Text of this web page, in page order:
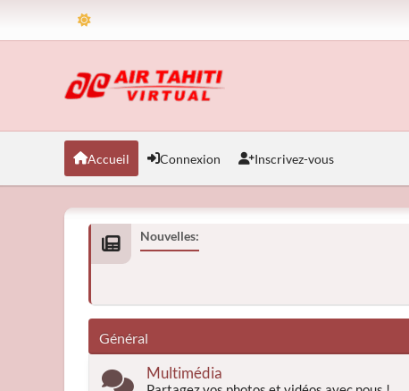
Accueil Connexion Inscrivez-vous
Nouvelles:
Général
Multimédia